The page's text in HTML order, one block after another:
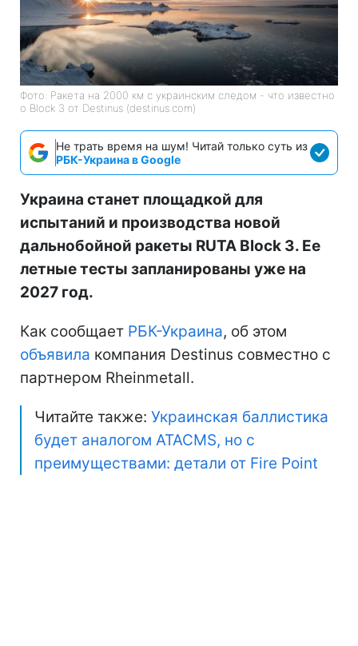
Фото: Ракета на 2000 км с украинским следом - что известно
о Block 3 от Destinus (destinus.com)
Не трать время на шум! Читай только суть из
РБК-Украина в Google
Украина станет площадкой для
испытаний и производства новой
дальнобойной ракеты RUTA Block 3. Ее
летные тесты запланированы уже на
2027 год.
Как сообщает РБК-Украина, об этом
объявила компания Destinus совместно с
партнером Rheinmetall.
Читайте также: Украинская баллистика
будет аналогом ATACMS, но с
преимуществами: детали от Fire Point